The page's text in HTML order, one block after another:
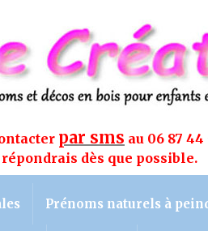
par sms au 06 87
répondrais dès que possible.
Prénoms naturels à